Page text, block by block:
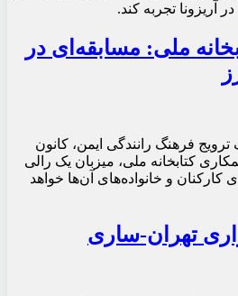
ملی: مسابقه‌ای در
فرهنگ رانندگی ایمن، کانون
کتابخانه ملی، میزبان یک رالی
کارکنان و خانواده‌های آن‌ها خواهد
تهران-ساری